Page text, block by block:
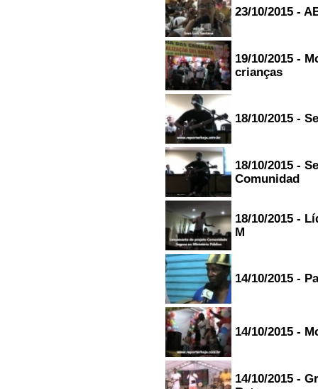
23/10/2015 -
19/10/2015 -
crianças
18/10/2015 -
18/10/2015 -
Comunidad
18/10/2015 -
M
14/10/2015 -
14/10/2015 -
14/10/2015 -